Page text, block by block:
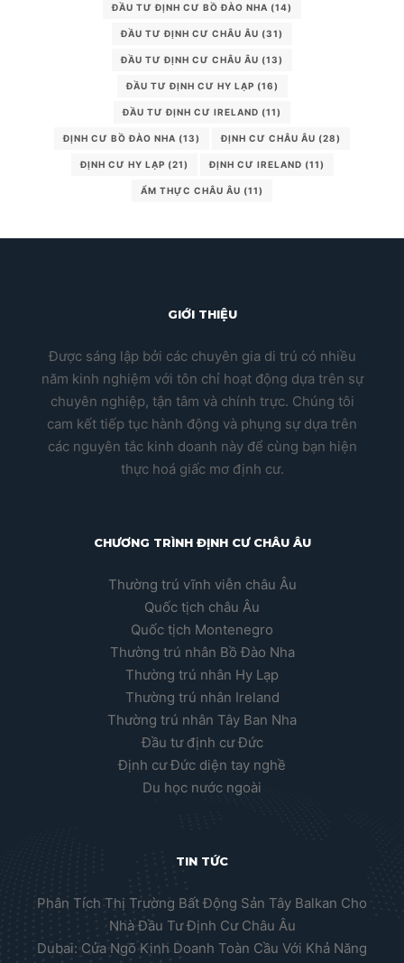
ĐẦU TƯ ĐỊNH CƯ BỒ ĐÀO NHA (14)
ĐẦU TƯ ĐỊNH CƯ CHÂU ÂU (31)
ĐẦU TƯ ĐỊNH CƯ CHÂU ÂU (13)
ĐẦU TƯ ĐỊNH CƯ HY LẠP (16)
ĐẦU TƯ ĐỊNH CƯ IRELAND (11)
ĐỊNH CƯ BỒ ĐÀO NHA (13) ĐỊNH CƯ CHÂU ÂU (28)
ĐỊNH CƯ HY LẠP (21) ĐỊNH CƯ IRELAND (11)
ẨM THỰC CHÂU ÂU (11)
GIỚI THIỆU
Được sáng lập bởi các chuyên gia di trú có nhiều
năm kinh nghiệm với tôn chỉ hoạt động dựa trên sự
chuyên nghiệp, tận tâm và chính trực. Chúng tôi
cam kết tiếp tục hành động và phụng sự dựa trên
các nguyên tắc kinh doanh này để cùng bạn hiện
thực hoá giấc mơ định cư.
CHƯƠNG TRÌNH ĐỊNH CƯ CHÂU ÂU
Thường trú vĩnh viễn châu Âu
Quốc tịch châu Âu
Quốc tịch Montenegro
Thường trú nhân Bồ Đào Nha
Thường trú nhân Hy Lạp
Thường trú nhân Ireland
Thường trú nhân Tây Ban Nha
Đầu tư định cư Đức
Định cư Đức diện tay nghề
Du học nước ngoài
TIN TỨC
Phân Tích Thị Trường Bất Động Sản Tây Balkan Cho
Nhà Đầu Tư Định Cư Châu Âu
Dubai: Cửa Ngõ Kinh Doanh Toàn Cầu Với Khả Năng